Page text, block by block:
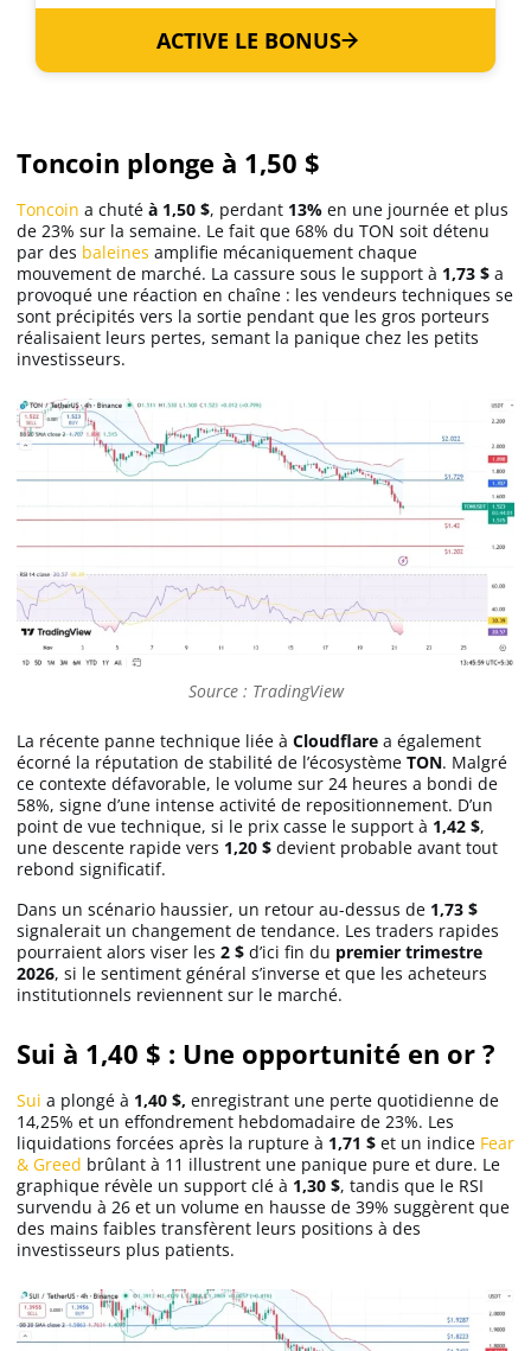
ACTIVE LE BONUS
Toncoin plonge à 1,50 $
Toncoin a chuté à 1,50 $, perdant 13% en une journée et plus
de 23% sur la semaine. Le fait que 68% du TON soit détenu
par des baleines amplifie mécaniquement chaque
mouvement de marché. La cassure sous le support à 1,73 $ a
provoqué une réaction en chaîne : les vendeurs techniques se
sont précipités vers la sortie pendant que les gros porteurs
réalisaient leurs pertes, semant la panique chez les petits
investisseurs.
Source : TradingView
La récente panne technique liée à Cloudflare a également
écorné la réputation de stabilité de l’écosystème TON. Malgré
ce contexte défavorable, le volume sur 24 heures a bondi de
58%, signe d’une intense activité de repositionnement. D’un
point de vue technique, si le prix casse le support à 1,42 $,
une descente rapide vers 1,20 $ devient probable avant tout
rebond significatif.
Dans un scénario haussier, un retour au-dessus de 1,73 $
signalerait un changement de tendance. Les traders rapides
pourraient alors viser les 2 $ d’ici fin du premier trimestre
2026, si le sentiment général s’inverse et que les acheteurs
institutionnels reviennent sur le marché.
Sui à 1,40 $ : Une opportunité en or ?
Sui a plongé à 1,40 $, enregistrant une perte quotidienne de
14,25% et un effondrement hebdomadaire de 23%. Les
liquidations forcées après la rupture à 1,71 $ et un indice Fear
& Greed brûlant à 11 illustrent une panique pure et dure. Le
graphique révèle un support clé à 1,30 $, tandis que le RSI
survendu à 26 et un volume en hausse de 39% suggèrent que
des mains faibles transfèrent leurs positions à des
investisseurs plus patients.